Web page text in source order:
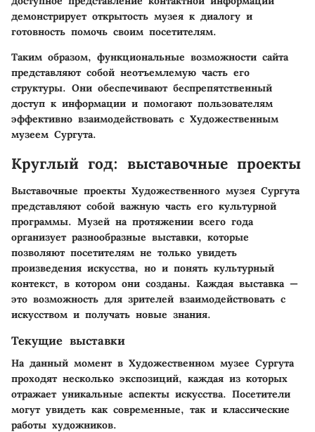
демонстрирует открытость музея к диалогу и
готовность помочь своим посетителям.
Таким образом, функциональные возможности сайта
представляют собой неотъемлемую часть его
структуры. Они обеспечивают беспрепятственный
доступ к информации и помогают пользователям
эффективно взаимодействовать с Художественным
музеем Сургута.
Круглый год: выставочные проекты
Выставочные проекты Художественного музея Сургута
представляют собой важную часть его культурной
программы. Музей на протяжении всего года
организует разнообразные выставки, которые
позволяют посетителям не только увидеть
произведения искусства, но и понять культурный
контекст, в котором они созданы. Каждая выставка —
это возможность для зрителей взаимодействовать с
искусством и получать новые знания.
Текущие выставки
На данный момент в Художественном музее Сургута
проходят несколько экспозиций, каждая из которых
отражает уникальные аспекты искусства. Посетители
могут увидеть как современные, так и классические
работы художников.